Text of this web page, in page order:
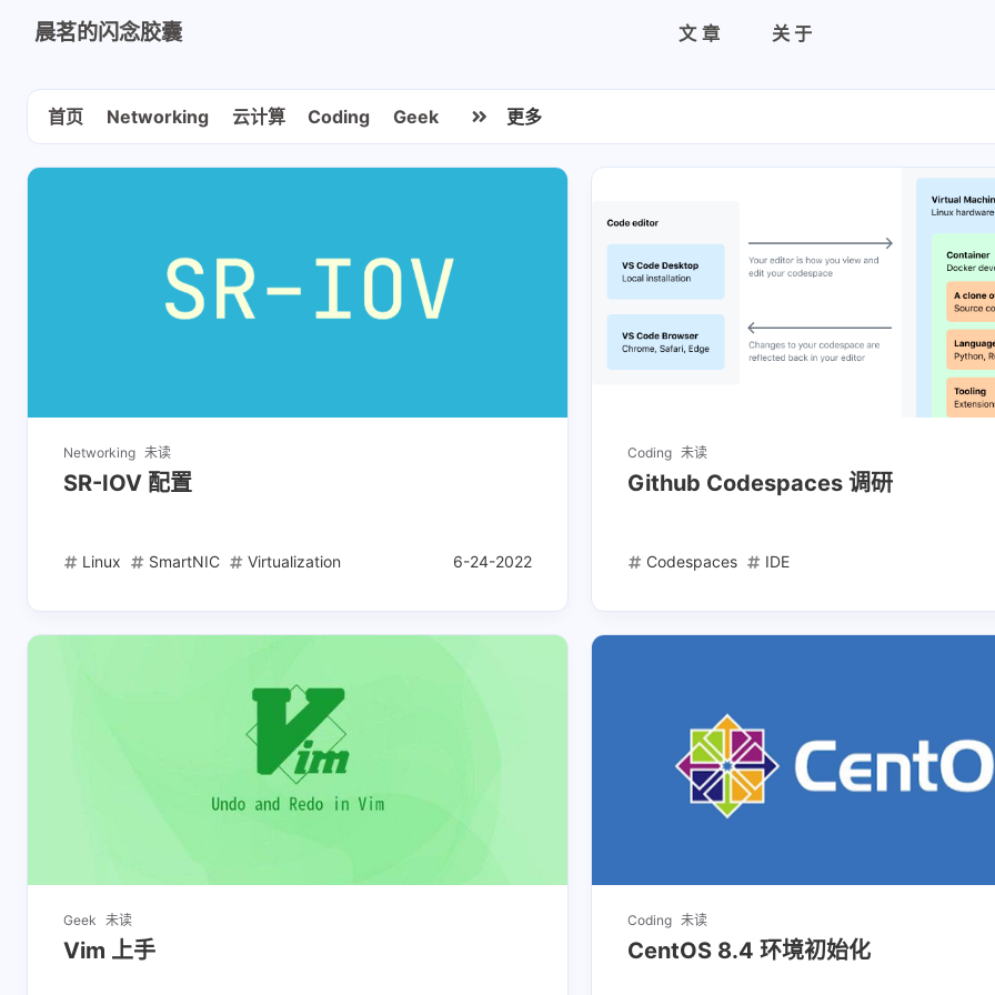
晨茗的闪念胶囊 文章 关于
首页 Networking 云计算 Coding Geek 更多
Networking 未读
SR-IOV 配置
6-24-2022
Linux SmartNIC Virtualization
Coding 未读
Github Codespaces 调研
Codespaces IDE
Geek 未读
Vim 上手
Coding 未读
CentOS 8.4 环境初始化